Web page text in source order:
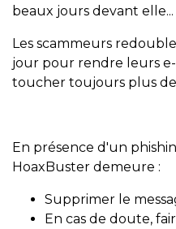
beaux jours devant elle...
Les scammeurs
jour pour rendre leurs
toucher toujours plus de
En présence d'un
HoaxBuster demeure :
Supprimer le
En cas de doute,